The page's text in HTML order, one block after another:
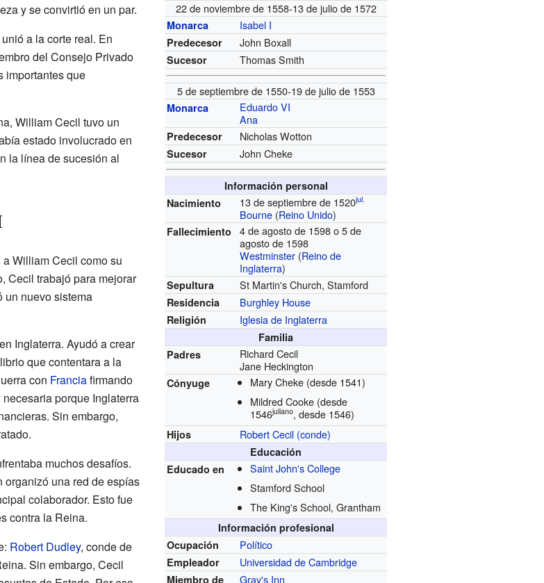
22 de noviembre de 1558-13 de julio de 1572
Monarca Isabel I
Predecesor John Boxall
Sucesor Thomas Smith
5 de septiembre de 1550-19 de julio de 1553
Monarca
Eduardo VI
Ana
Predecesor Nicholas Wotton
Sucesor John Cheke
Información personal
Nacimiento
13 de septiembre de 1520jul.
Bourne (Reino Unido)
Fallecimiento
4 de agosto de 1598 o 5 de
agosto de 1598
Westminster (Reino de
Inglaterra)
Sepultura St Martin's Church, Stamford
Residencia Burghley House
Religión Iglesia de Inglaterra
Familia
Padres
Richard Cecil
Jane Heckington
Cónyuge Mary Cheke (desde 1541)
Mildred Cooke (desde
1546juliano, desde 1546)
Hijos Robert Cecil (conde)
Educación
Educado en
Saint John's College
Stamford School
The King's School, Grantham
Información profesional
Ocupación
Político
Empleador Universidad de Cambridge
Miembro de Gray's Inn
y se convirtió en un par.
a la corte real. En
del Consejo Privado
importantes que
William Cecil tuvo un
estado involucrado en
la línea de sucesión al
William Cecil como su
Cecil trabajó para mejorar
un nuevo sistema
Inglaterra. Ayudó a crear
que contentara a la
con Franciafirmando
porque Inglaterra
Sin embargo,
muchos desafíos.
organizó una red de espías
colaborador. Esto fue
contra la Reina.
Robert Dudley, conde de
Sin embargo, Cecil